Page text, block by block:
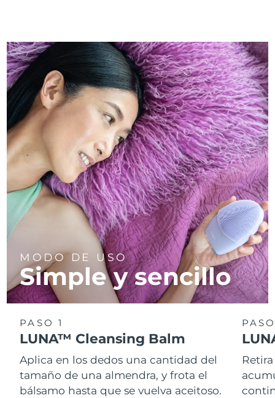
MODO DE USO
Simple y sencillo
PASO 1
LUNA™ Cleansing Balm
Aplica en los dedos una cantidad del
tamaño de una almendra, y frota el
bálsamo hasta que se vuelva aceitoso.